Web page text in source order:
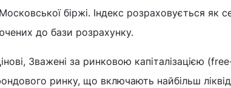
біржі. Індекс розраховується як
до бази розрахунку.
Зважені за ринковою капіталізацією
ринку, що включають найбільш